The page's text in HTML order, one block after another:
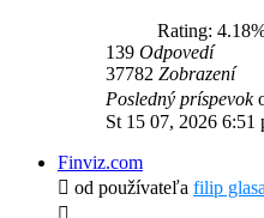
Rating:
139 Odpovedí
37782 Zobrazení
Posledný príspevok
St 15 07, 2026 6:51
Finviz.com
od používateľa filip